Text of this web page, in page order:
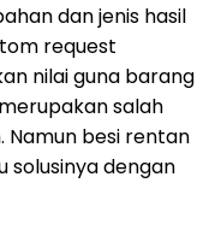
dan jenis hasil
request
nilai guna barang
salah
besi rentan
solusinya dengan